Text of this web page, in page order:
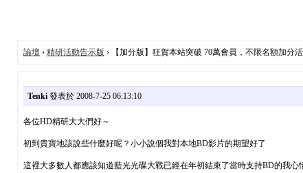
論壇› 精研活動告示版 › 【加分版】狂賀本站突破 70萬會員，不限名額加分
Tenki發表於 2008-7-25 06:13:10
各位HD精研大大們好～
初到貴寶地該說些什麼好呢？小小說個我對本地BD影片的期望好了
這裡大多數人都應該知道藍光光碟大戰已經在年初結束了當時支持BD的我